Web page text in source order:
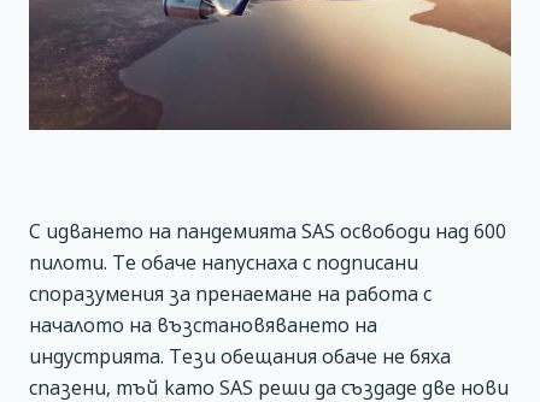
С идването на пандемията SAS освободи над 600
пилоти. Те обаче напуснаха с подписани
споразумения за пренаемане на работа с
началото на възстановяването на
индустрията. Тези обещания обаче не бяха
спазени, тъй като SAS реши да създаде две нови